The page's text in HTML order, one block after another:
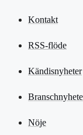
Kontakt
RSS-flöde
Kändisnyheter
Nöje